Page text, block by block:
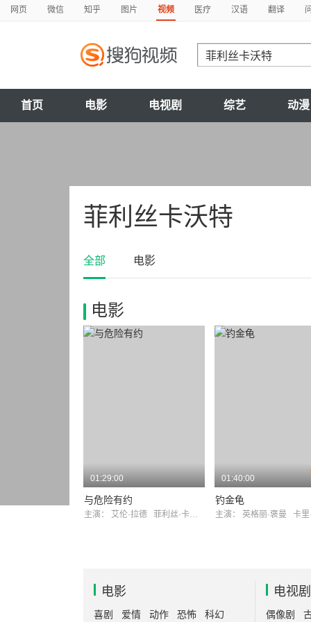
网页 微信 知乎 图片 视频 医疗 汉语 翻译
首页 电影 电视剧 综艺 动漫
菲利丝卡沃特
全部 电影
电影
01:29:00
与危险有约
主演： 艾伦·拉德 菲利丝·卡沃特
01:40:00
钓金龟
主演： 英格丽·褒曼 卡里·
电影
喜剧 爱情 动作 恐怖 科幻
电视剧
偶像剧